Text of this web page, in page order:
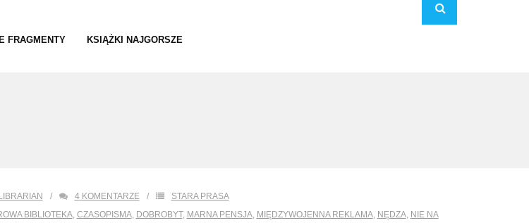
FRAGMENTY KSIĄŻKI NAJGORSZE
4 KOMENTARZE
STARA PRASA
BIBLIOTEKA, CZASOPISMA, DOBROBYT, MARNA PENSJA, MIĘDZYWOJENNA REKLAMA, NĘDZA, NIE NA